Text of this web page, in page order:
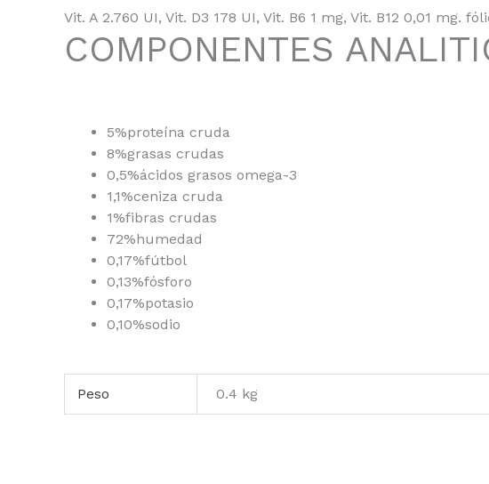
Vit. A 2.760 UI, Vit. D3 178 UI, Vit. B6 1 mg, Vit. B12 0,01
COMPONENTES
5%proteína cruda
8%grasas crudas
0,5%ácidos grasos omega-3
1,1%ceniza cruda
1%fibras crudas
72%humedad
0,17%fútbol
0,13%fósforo
0,17%potasio
0,10%sodio
Peso 0.4 kg